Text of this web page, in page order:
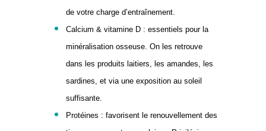
de votre charge d’entraînement.
Calcium & vitamine D : essentiels pour la
minéralisation osseuse. On les retrouve
dans les produits laitiers, les amandes, les
sardines, et via une exposition au soleil
suffisante.
Protéines : favorisent le renouvellement des